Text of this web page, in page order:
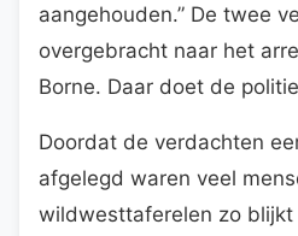
aangehouden.” De twee
overgebracht naar het
Borne. Daar doet de
Doordat de verdachten
afgelegd waren veel
wildwesttaferelen zo blijkt